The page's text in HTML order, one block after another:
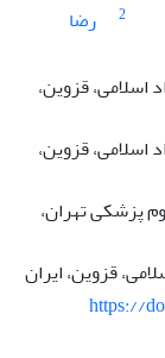
2
رضا
اسلامی، قزوین،
اسلامی، قزوین،
پزشکی تهران،
قزوین، ایران
https://